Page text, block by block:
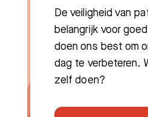
Afspraak
De veiligheid van
belangrijk voor
doen ons best om
dag te verbeteren.
zelf doen?